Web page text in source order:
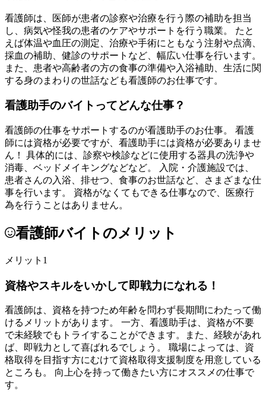
看護師は、医師が患者の診察や治療を行う際の補助を担当
し、病気や怪我の患者のケアやサポートを行う職業。 たと
えば体温や血圧の測定、治療や手術にともなう注射や点滴、
採血の補助、健診のサポートなど、幅広い仕事を行います。
また、患者や高齢者の方の食事の準備や入浴補助、生活に関
する身のまわりの世話なども看護師のお仕事です。
看護助手のバイトってどんな仕事？
看護師の仕事をサポートするのが看護助手のお仕事。 看護
師には資格が必要ですが、看護助手には資格が必要ありませ
ん！ 具体的には、診察や検診などに使用する器具の洗浄や
消毒、ベッドメイキングなどなど。 入院・介護施設では、
患者さんの入浴、排せつ、食事のお世話など、さまざまな仕
事を行います。 資格がなくてもできる仕事なので、医療行
為を行うことはありません。
看護師バイトのメリット
メリット1
資格やスキルをいかして即戦力になれる！
看護師は、資格を持つため年齢を問わず長期間にわたって働
けるメリットがあります。 一方、看護助手は、資格が不要
で未経験でもトライすることができます。また、経験があれ
ば、即戦力として喜ばれるでしょう。 職場によっては、資
格取得を目指す方にむけて資格取得支援制度を用意している
ところも。 向上心を持って働きたい方にオススメの仕事で
す。